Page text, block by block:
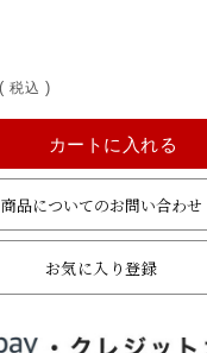
税込
お気に入り登録
カートに入れる
商品についてのお問い合わせ